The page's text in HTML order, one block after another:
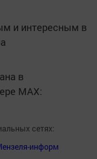
и интересным в
в
MАХ:
сетях:
информ